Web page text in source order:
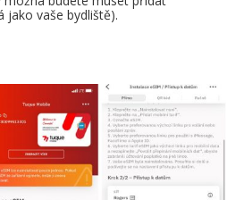
jako vaše bydliště).